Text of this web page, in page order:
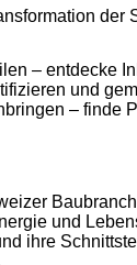
– entdecke
und
– finde
und
ihre